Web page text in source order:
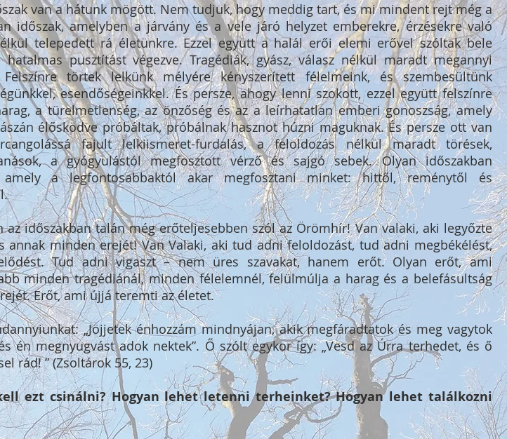
van a hátunk mögött. Nem tudjuk, hogy meddig tart, és mi mindent rejt még a
időszak, amelyben a járvány és a vele járó helyzet emberekre, érzésekre való
telepedett rá életünkre. Ezzel együtt a halál erői elemi erővel szóltak bele
hatalmas pusztítást végezve. Tragédiák, gyász, válasz nélkül maradt megannyi
Felszínre törtek lelkünk mélyére kényszerített félelmeink, és szembesültünk
esendőségeinkkel. És persze, ahogy lenni szokott, ezzel együtt felszínre
a türelmetlenség, az önzőség és az a leírhatatlan emberi gonoszság, amely
élősködve próbáltak, próbálnak hasznot húzni maguknak. És persze ott van
fajult lelkiismeret-furdalás, a feloldozás nélkül maradt törések,
a gyógyulástól megfosztott vérző és sajgó sebek. Olyan időszakban
amely a legfontosabbaktól akar megfosztani minket: hittől, reménytől és
az időszakban talán még erőteljesebben szól az Örömhír! Van valaki, aki legyőzte
annak minden erejét! Van Valaki, aki tud adni feloldozást, tud adni megbékélést,
Tud adni vigaszt – nem üres szavakat, hanem erőt. Olyan erőt, ami
minden tragédiánál, minden félelemnél, felülmúlja a harag és a belefásultság
Erőt, ami újjá teremti az életet.
„Jöjjetek énhozzám mindnyájan, akik megfáradtatok és meg vagytok
én megnyugvást adok nektek”. Ő szólt egykor így: „Vesd az Úrra terhedet, és ő
rád! ” (Zsoltárok 55, 23)
ezt csinálni? Hogyan lehet letenni terheinket? Hogyan lehet találkozni